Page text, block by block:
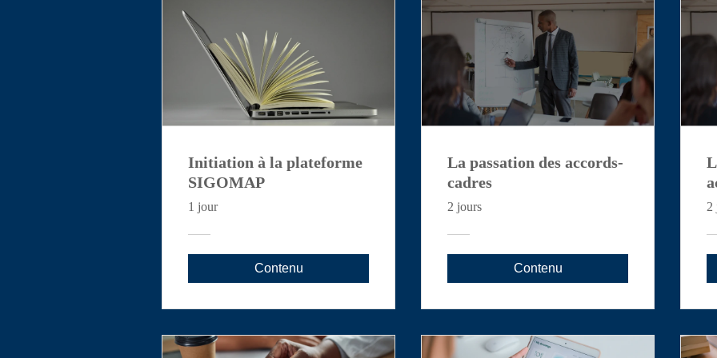
Initiation à la plateforme
SIGOMAP
1 jour
Contenu
La passation des accords-
cadres
2 jours
Contenu
2